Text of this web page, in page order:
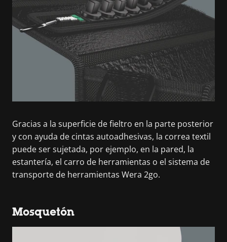
Gracias a la superficie de fieltro en la parte posterior
y con ayuda de cintas autoadhesivas, la correa textil
puede ser sujetada, por ejemplo, en la pared, la
estantería, el carro de herramientas o el sistema de
transporte de herramientas Wera 2go.
Mosquetón